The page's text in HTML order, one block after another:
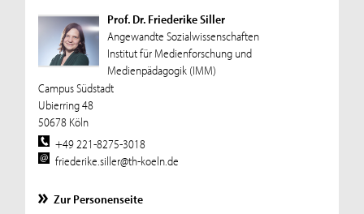
Prof. Dr. Friederike Siller
Angewandte Sozialwissenschaften
Institut für Medienforschung und
Medienpädagogik (IMM)
Campus Südstadt
Ubierring 48
50678 Köln
+49 221-8275-3018
friederike.siller@th-koeln.de
Zur Personenseite